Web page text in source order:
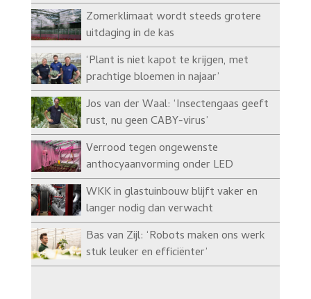
Zomerklimaat wordt steeds grotere
uitdaging in de kas
‘Plant is niet kapot te krijgen, met
prachtige bloemen in najaar’
Jos van der Waal: ‘Insectengaas geeft
rust, nu geen CABY-virus’
Verrood tegen ongewenste
anthocyaanvorming onder LED
WKK in glastuinbouw blijft vaker en
langer nodig dan verwacht
Bas van Zijl: ‘Robots maken ons werk
stuk leuker en efficiënter’